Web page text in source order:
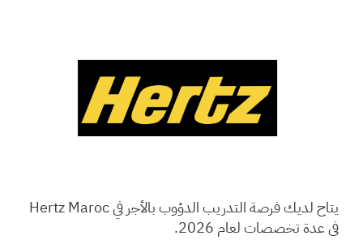
يتاح لديك فرصة التدريب الدؤوب بالأجر في Hertz Maroc
في عدة تخصصات لعام 2026.